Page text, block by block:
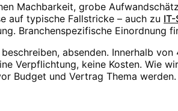
Machbarkeit, grobe
auf typische Fallstricke – auch zu
Branchenspezifische Einordnung
absenden. Innerhalb
Verpflichtung, keine Kosten. Wie
Budget und Vertrag Thema werden.